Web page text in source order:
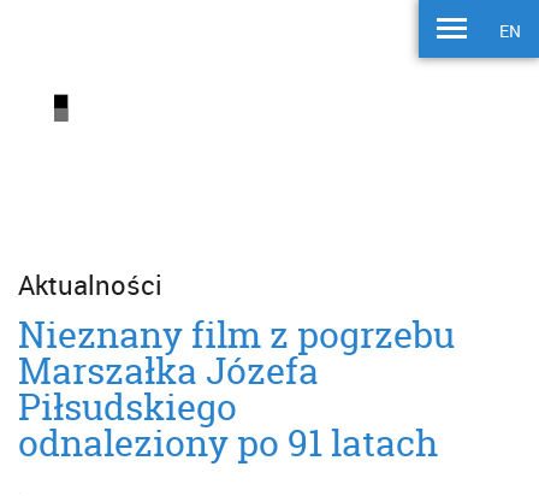
EN
Aktualności
Nieznany film z pogrzebu
Marszałka Józefa
Piłsudskiego
odnaleziony po 91 latach